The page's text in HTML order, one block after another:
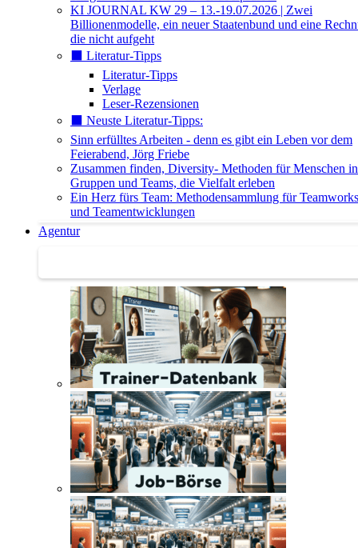
KI JOURNAL KW 29 – 13.-19.07.2026 | Zwei
Billionenmodelle, ein neuer Staatenbund und eine
die nicht aufgeht
⬛️ Literatur-Tipps
Literatur-Tipps
Verlage
Leser-Rezensionen
⬛️ Neuste Literatur-Tipps:
Sinn erfülltes Arbeiten - denn es gibt ein Leben vor dem
Feierabend, Jörg Friebe
Zusammen finden, Diversity- Methoden für Menschen in
Gruppen und Teams, die Vielfalt erleben
Ein Herz fürs Team: Methodensammlung für
und Teamentwicklungen
Agentur